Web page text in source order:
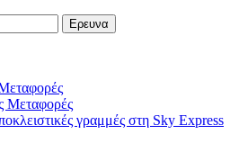
Μεταφορές
γραμμές στη Sky Express